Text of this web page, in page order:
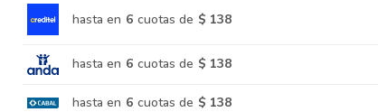
hasta en 6 cuotas de $ 138
hasta en 6 cuotas de $ 138
hasta en 6 cuotas de $ 138